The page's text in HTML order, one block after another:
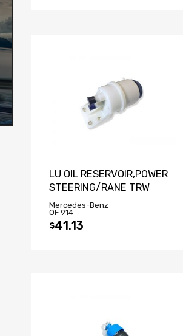
LU OIL RESERVOIR,POWER
STEERING/RANE TRW
Mercedes-Benz
OF 914
$41.13